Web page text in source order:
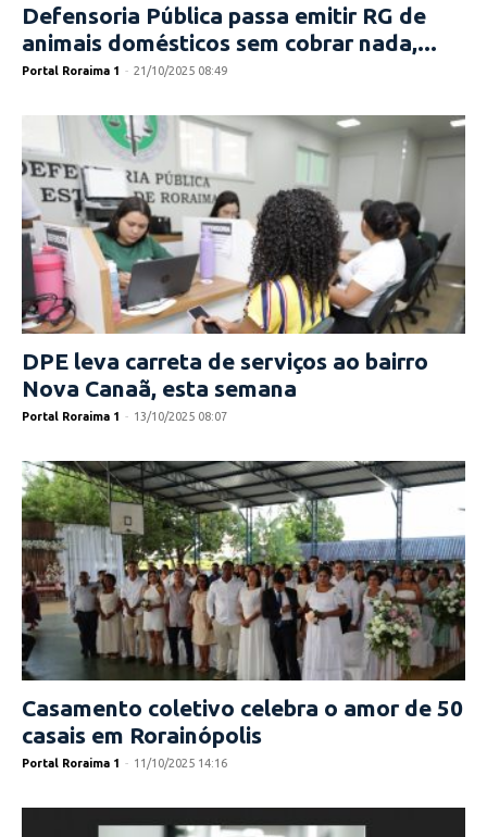
Defensoria Pública passa emitir RG de
animais domésticos sem cobrar nada,...
Portal Roraima 1 - 21/10/2025 08:49
DPE leva carreta de serviços ao bairro
Nova Canaã, esta semana
Portal Roraima 1 - 13/10/2025 08:07
Casamento coletivo celebra o amor de 50
casais em Rorainópolis
Portal Roraima 1 - 11/10/2025 14:16